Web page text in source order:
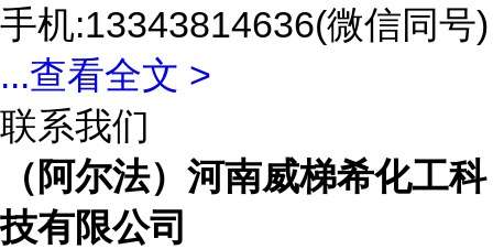
手机:13343814636(微信同号)
...查看全文 >
联系我们
（阿尔法）河南威梯希化工科
技有限公司